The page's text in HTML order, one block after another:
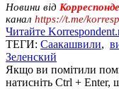
Новини від
канал https://t.me/
Читайте
ТЕГИ: Саакашвили,
Зеленский
Якщо ви помітили
натисніть Ctrl + Enter,